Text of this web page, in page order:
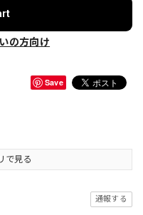
の方向け
Save
で見る
通報する